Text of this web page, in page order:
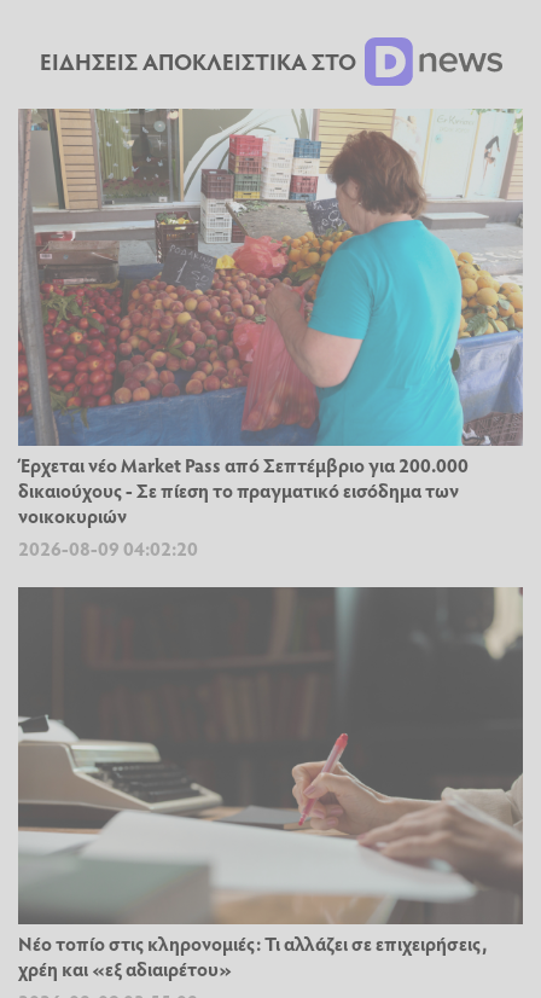
ΕΙΔΗΣΕΙΣ ΑΠΟΚΛΕΙΣΤΙΚΑ ΣΤΟ
Έρχεται νέο Market Pass από Σεπτέμβριο για 200.000
δικαιούχους - Σε πίεση το πραγματικό εισόδημα των
νοικοκυριών
2026-08-09 04:02:20
Νέο τοπίο στις κληρονομιές: Τι αλλάζει σε επιχειρήσεις,
χρέη και «εξ αδιαιρέτου»